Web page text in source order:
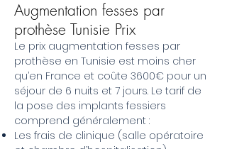
Augmentation fesses par
prothèse Tunisie Prix
Le prix augmentation fesses par
prothèse en Tunisie est moins cher
qu’en France et coûte 3600€ pour un
séjour de 6 nuits et 7 jours. Le tarif de
la pose des implants fessiers
comprend généralement :
Les frais de clinique (salle opératoire